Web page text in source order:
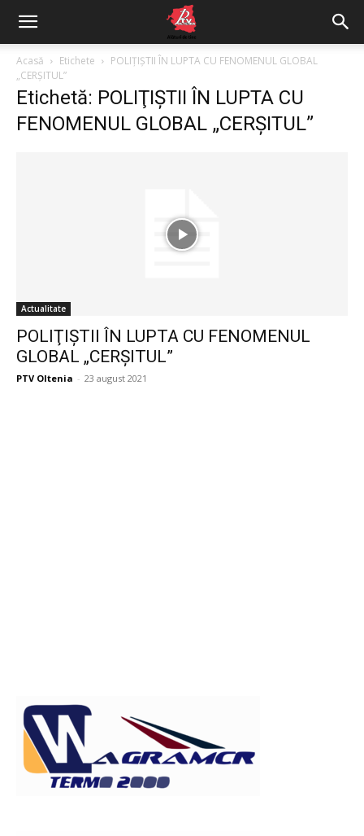
Acasă Etichete
POLIŢIŞTII ÎN LUPTA CU FENOMENUL GLOBAL
„CERŞITUL”
Etichetă: POLIŢIŞTII ÎN LUPTA CU
FENOMENUL GLOBAL „CERŞITUL”
Actualitate
POLIŢIŞTII ÎN LUPTA CU FENOMENUL
GLOBAL „CERŞITUL”
PTV Oltenia - 23 august 2021